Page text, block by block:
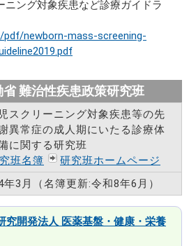
ニング対象疾患など診療ガイドラ
newborn-mass-screening-
難治性疾患政策研究班
スクリーニング対象疾患等の先
異常症の成人期にいたる診療体
に関する研究班
班名簿
研究班ホームページ
年3月（名簿更新:令和8年6月）
究開発法人 医薬基盤・健康・栄養